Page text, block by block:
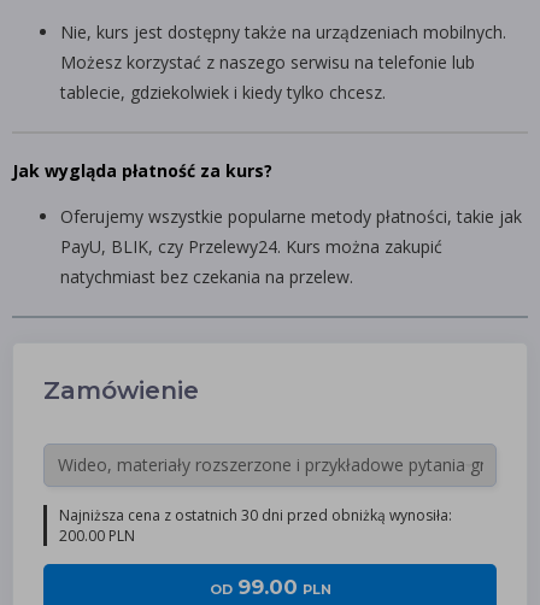
Nie, kurs jest dostępny także na urządzeniach mobilnych.
Możesz korzystać z naszego serwisu na telefonie lub
tablecie, gdziekolwiek i kiedy tylko chcesz.
Jak wygląda płatność za kurs?
Oferujemy wszystkie popularne metody płatności, takie jak
PayU, BLIK, czy Przelewy24. Kurs można zakupić
natychmiast bez czekania na przelew.
Zamówienie
Najniższa cena z ostatnich 30 dni przed obniżką wynosiła:
200.00 PLN
OD 99.00 PLN